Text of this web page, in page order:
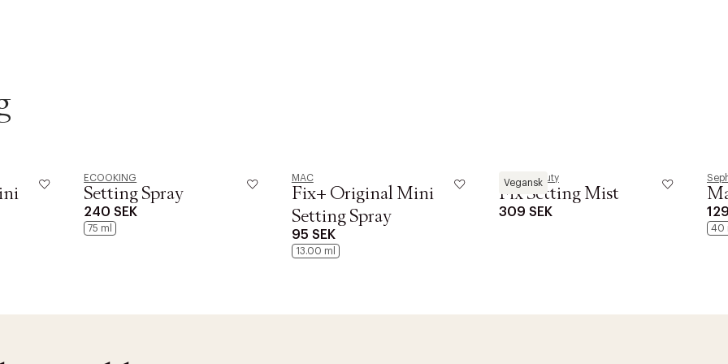
ECOOKING
Setting Spray
240 SEK
75 ml
MAC
Fix+ Original Mini
Setting Spray
95 SEK
13.00 ml
Vegansk
Sanzi Beauty
Fix Setting Mist
309 SEK
40